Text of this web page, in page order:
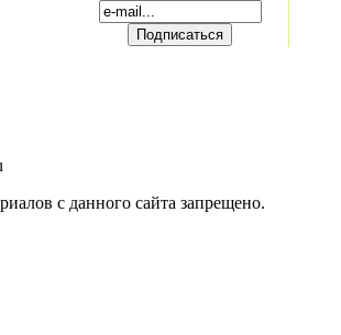
с данного сайта запрещено.